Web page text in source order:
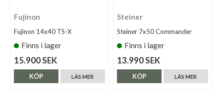
Fujinon
Fujinon 14x40 TS-X
Finns i lager
15.900 SEK
LÄS MER
KÖP
Steiner
Steiner 7x50 Commander
Finns i lager
13.990 SEK
LÄS MER
KÖP